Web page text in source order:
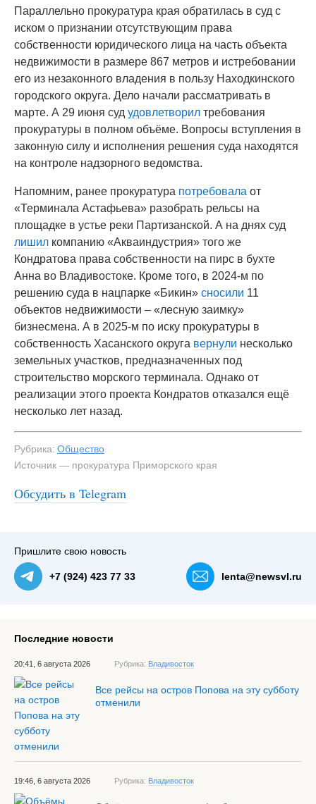
Параллельно прокуратура края обратилась в суд с
иском о признании отсутствующим права
собственности юридического лица на часть объекта
недвижимости в размере 867 метров и истребовании
его из незаконного владения в пользу Находкинского
городского округа. Дело начали рассматривать в
марте. А 29 июня суд удовлетворил требования
прокуратуры в полном объёме. Вопросы вступления в
законную силу и исполнения решения суда находятся
на контроле надзорного ведомства.
Напомним, ранее прокуратура потребовала от
«Терминала Астафьева» разобрать рельсы на
площадке в устье реки Партизанской. А на днях суд
лишил компанию «Акваиндустрия» того же
Кондратова права собственности на пирс в бухте
Анна во Владивостоке. Кроме того, в 2024-м по
решению суда в нацпарке «Бикин» сносили 11
объектов недвижимости – «лесную заимку»
бизнесмена. А в 2025-м по иску прокуратуры в
собственность Хасанского округа вернули несколько
земельных участков, предназначенных под
строительство морского терминала. Однако от
реализации этого проекта Кондратов отказался ещё
несколько лет назад.
Рубрика: Общество
Источник — прокуратура Приморского края
Обсудить в Telegram
Пришлите свою новость
+7 (924) 423 77 33 lenta@newsvl.ru
Последние новости
20:41, 6 августа 2026 Рубрика: Владивосток
Все рейсы на остров Попова на эту субботу
отменили
19:46, 6 августа 2026 Рубрика: Владивосток